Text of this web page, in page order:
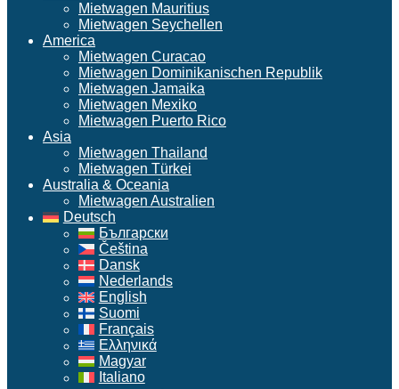
Mietwagen Mauritius
Mietwagen Seychellen
America
Mietwagen Curacao
Mietwagen Dominikanischen Republik
Mietwagen Jamaika
Mietwagen Mexiko
Mietwagen Puerto Rico
Asia
Mietwagen Thailand
Mietwagen Türkei
Australia & Oceania
Mietwagen Australien
Deutsch
Български
Čeština
Dansk
Nederlands
English
Suomi
Français
Ελληνικά
Magyar
Italiano